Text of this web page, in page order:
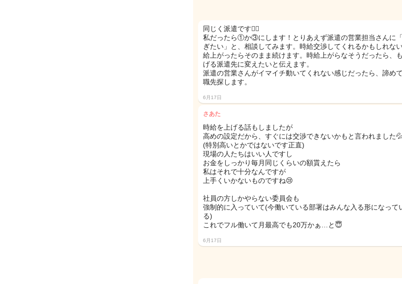
同じく派遣です🙋‍♀️
私だったら①か③にします！とりあえず派遣の営業担当さんに
ぎたい」と、相談してみます。時給交渉してくれるかもしれな
給上がったらそのまま続けます。時給上がらなそうだったら、
げる派遣先に変えたいと伝えます。
派遣の営業さんがイマイチ動いてくれない感じだったら、諦め
職先探します。
6月17日
さあた
時給を上げる話もしましたが
高めの設定だから、すぐには交渉できないかもと言われました
(特別高いとかではないです正直)
現場の人たちはいい人ですし
お金をしっかり毎月同じくらいの額貰えたら
私はそれで十分なんですが
上手くいかないものですね😢
社員の方しかやらない委員会も
強制的に入っていて(今働いている部署はみんな入る形になって
る)
これでフル働いて月最高でも20万かぁ…と😇
6月17日